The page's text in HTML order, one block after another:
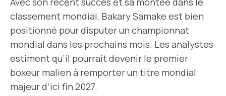
classement mondial, Bakary Samake est bien
positionné pour disputer un championnat
mondial dans les prochains mois. Les analystes
estiment qu’il pourrait devenir le premier
boxeur malien à remporter un titre mondial
majeur d’ici fin 2027.